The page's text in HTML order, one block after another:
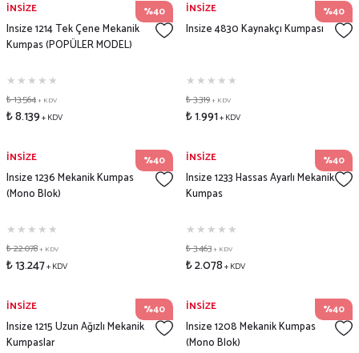
%40
İNSİZE
Insize 1214 Tek Çene Mekanik
Kumpas (POPÜLER MODEL)
₺ 13.564+ KDV
₺ 8.139+ KDV
%40
İNSİZE
Insize 4830 Kaynakçı Kumpası
₺ 3.319+ KDV
₺ 1.991+ KDV
%40
İNSİZE
Insize 1236 Mekanik Kumpas
(Mono Blok)
₺ 22.078+ KDV
₺ 13.247+ KDV
%40
İNSİZE
Insize 1233 Hassas Ayarlı Mekanik
Kumpas
₺ 3.463+ KDV
₺ 2.078+ KDV
%40
İNSİZE
Insize 1215 Uzun Ağızlı Mekanik
Kumpaslar
%40
İNSİZE
Insize 1208 Mekanik Kumpas
(Mono Blok)